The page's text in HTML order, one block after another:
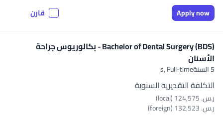
Apply now
قارن
Bachelor of Dental Surgery (BDS) - بكالوريوس جراحة
الأسنان
5 السنةs, Full-time
التكلفة التقديرية السنوية
ر.س.‏ 124,575 (local)
ر.س.‏ 132,523 (foreign)